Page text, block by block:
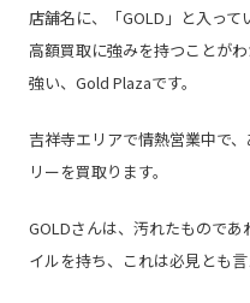
店舗名に、「GOLD 」と入っ
高額買取に強みを持つことが
強い、 Gold Plazaです。
吉祥寺エリアで情熱営業中で
リーを買取ります。
GOLDさんは、汚れたもので
イルを持ち、これは必見とも言